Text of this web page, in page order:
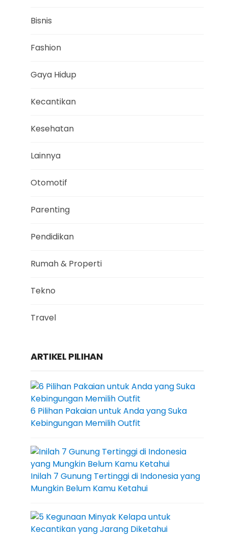
Bisnis
Fashion
Gaya Hidup
Kecantikan
Kesehatan
Lainnya
Otomotif
Parenting
Pendidikan
Rumah & Properti
Tekno
Travel
ARTIKEL PILIHAN
6 Pilihan Pakaian untuk Anda yang Suka
Kebingungan Memilih Outfit
Inilah 7 Gunung Tertinggi di Indonesia yang
Mungkin Belum Kamu Ketahui